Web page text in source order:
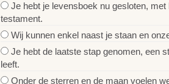
Je hebt je levensboek nu gesloten,
testament.
Wij kunnen enkel naast je staan en
Je hebt de laatste stap genomen, een
leeft.
Onder de sterren en de maan voelen